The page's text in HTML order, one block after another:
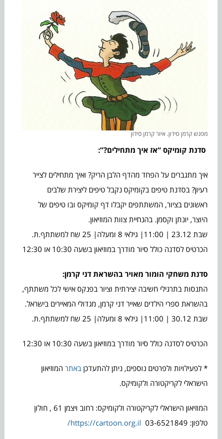
מפגש קרמן סידון. איור קרמן סידון
סדנת קומיקס “אז איך מתחילים?”:
איך מתגברים על הפחד מהדף הלבן הריק? ואיך מתחילים לצייר
רעיון? בסדנת טיפים בקומיקס נקבל טיפים ליצירת שלבים
ראשונים בציור, המשתתפים יקבלו דף קומיקס ובו טיפים של
היוצר, יונתן וקסמן. בהנחיית צוות המוזיאון.
שבת 23.12 | 11:00| גילאי 8 ומעלה| 25 שח למשתתף.ת.
הכרטיס לסדנה כולל סיור מודרך במוזיאון בשעה 10:30 או 12:30
סדנת משחקי הומור מאויר בהשראת דני קרמן:
התנסות בתרגילי חשיבה יצירתית וציור בפנקס אישי לכל משתתף,
בהשראת ספרי הילדים שאייר דני קרמן, מגדולי המאיירים בישראל.
שבת 30.12 | 11:00| גילאי 8 ומעלה| 25 שח למשתתף.ת.
הכרטיס לסדנה כולל סיור מודרך במוזיאון בשעה 10:30 או 12:30
* לפעילויות ולפרטים נוספים, ניתן להתעדכן באתר המוזיאון
הישראלי לקריקטורה ולקומיקס.
המוזיאון הישראלי לקריקטורה ולקומיקס: רחוב ויצמן 61 , חולון
טלפון: 03-6521849
https://cartoon.org.il/